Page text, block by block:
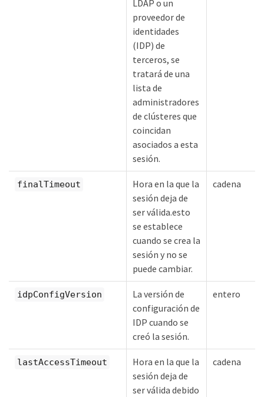
LDAP o un
proveedor de
identidades
(IDP) de
terceros, se
tratará de una
lista de
administradores
de clústeres que
coincidan
asociados a esta
sesión.
finalTimeout
Hora en la que la
sesión deja de
ser válida.esto
se establece
cuando se crea la
sesión y no se
puede cambiar.
cadena
idpConfigVersion
La versión de
configuración de
IDP cuando se
creó la sesión.
entero
lastAccessTimeout
Hora en la que la
sesión deja de
ser válida debido
cadena